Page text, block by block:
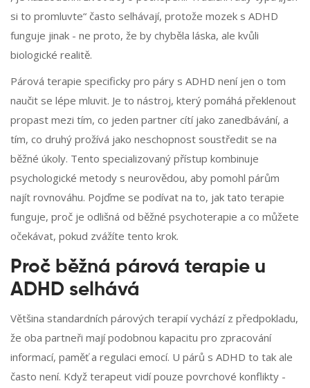
si to promluvte“ často selhávají, protože mozek s ADHD
funguje jinak - ne proto, že by chyběla láska, ale kvůli
biologické realitě.
Párová terapie specificky pro páry s ADHD není jen o tom
naučit se lépe mluvit. Je to nástroj, který pomáhá překlenout
propast mezi tím, co jeden partner cítí jako zanedbávání, a
tím, co druhý prožívá jako neschopnost soustředit se na
běžné úkoly. Tento specializovaný přístup kombinuje
psychologické metody s neurovědou, aby pomohl párům
najít rovnováhu. Pojďme se podívat na to, jak tato terapie
funguje, proč je odlišná od běžné psychoterapie a co můžete
očekávat, pokud zvážíte tento krok.
Proč běžná párová terapie u
ADHD selhává
Většina standardních párových terapií vychází z předpokladu,
že oba partneři mají podobnou kapacitu pro zpracování
informací, paměť a regulaci emocí. U párů s ADHD to tak ale
často není. Když terapeut vidí pouze povrchové konflikty -